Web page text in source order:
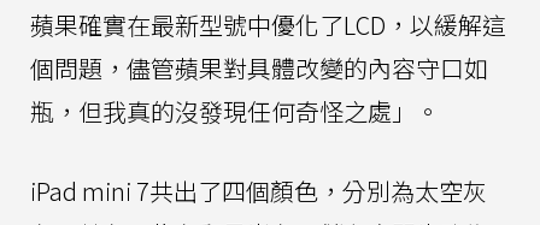
蘋果確實在最新型號中優化了LCD，以緩解這
個問題，儘管蘋果對具體改變的內容守口如
瓶，但我真的沒發現任何奇怪之處」。
iPad mini 7共出了四個顏色，分別為太空灰